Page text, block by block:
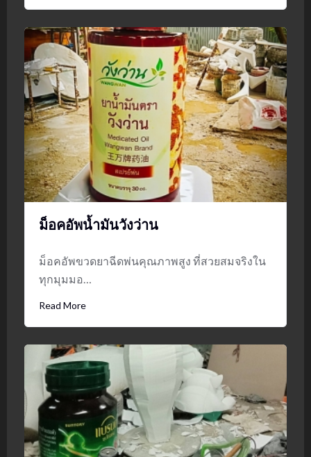
ม็อคอัพน้ำมันวังว่าน
ม็อคอัพขวดยาฉีดพ่นคุณภาพสูง ที่สวยสมจริงใน
ทุกมุมมอ…
Read More